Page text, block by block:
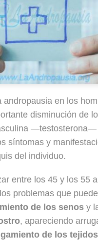
andropausia en los
disminución de
—testosterona—
síntomas y
del individuo.
entre los 45 y los 55
problemas que
de los senos y
, apareciendo
de los tejidos